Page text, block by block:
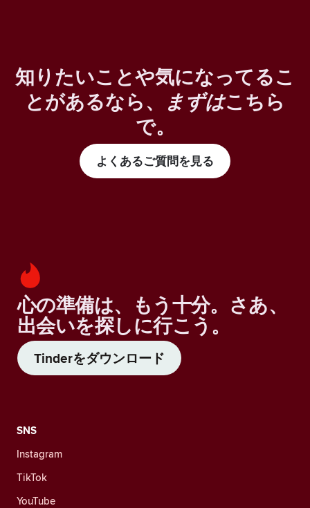
知りたいことや気になってるこ
とがあるなら、
まずはこちら
で。
よくあるご質問を見る
心の準備は、もう十分。さあ、
出会いを探しに行こう。
Tinderをダウンロード
SNS
Instagram
TikTok
YouTube